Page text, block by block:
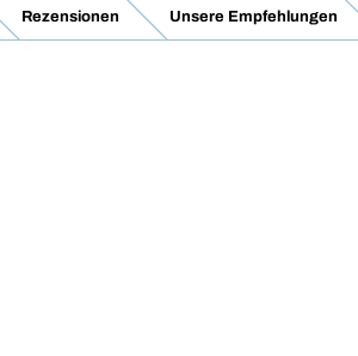
Rezensionen Unsere Empfehlungen